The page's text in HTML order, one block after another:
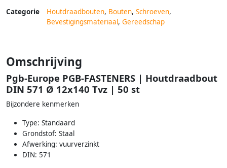
Categorie Houtdraadbouten, Bouten, Schroeven,
Bevestigingsmateriaal, Gereedschap
Omschrijving
Pgb-Europe PGB-FASTENERS | Houtdraadbout
DIN 571 Ø 12x140 Tvz | 50 st
Bijzondere kenmerken
Type: Standaard
Grondstof: Staal
Afwerking: vuurverzinkt
DIN: 571